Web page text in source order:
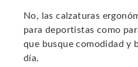
No, las calzaturas
para deportistas como
que busque comodidad y
día.